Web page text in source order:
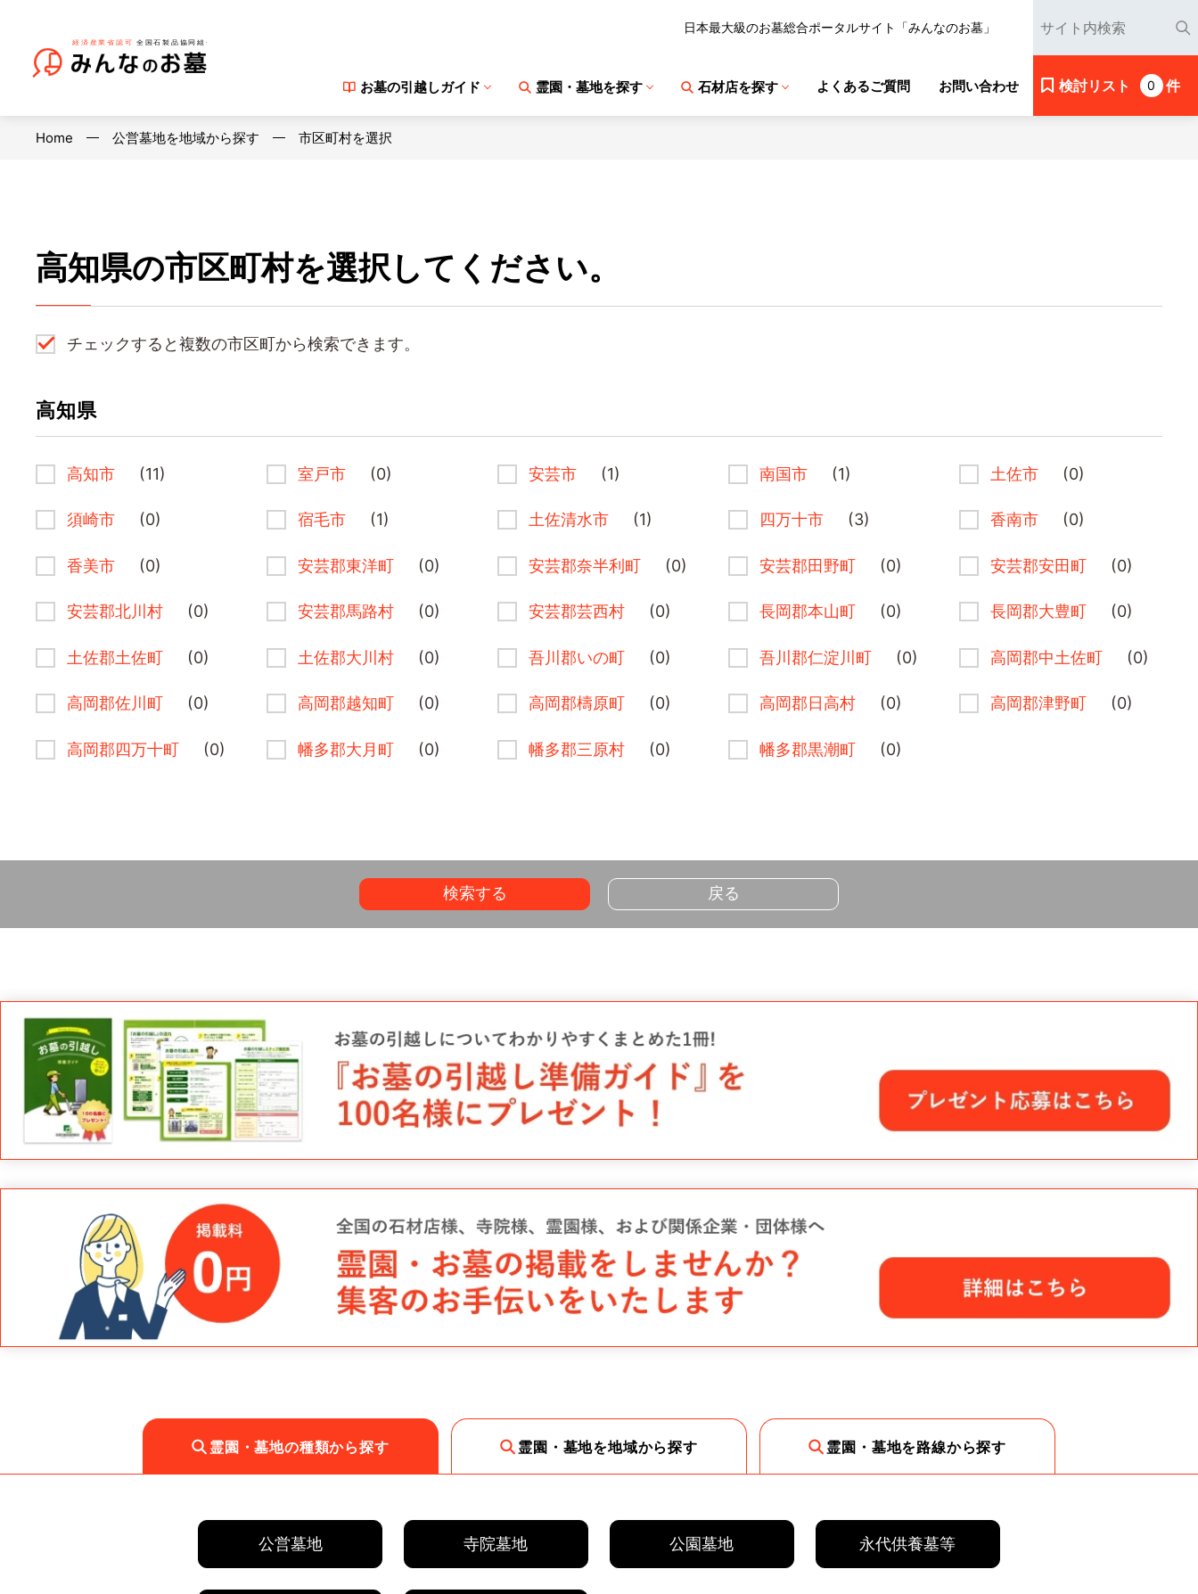
日本最大級のお墓総合ポータルサイト「みんなのお墓」
お墓の引越しガイド 霊園・墓地を探す 石材店を探す よくあるご質問 お問い合わせ 検討リスト 0 件
Home 公営墓地を地域から探す 市区町村を選択
高知県の市区町村を選択してください。
チェックすると複数の市区町から検索できます。
高知県
高知市 (11) 室戸市 (0) 安芸市 (1) 南国市 (1) 土佐市 (0)
須崎市 (0) 宿毛市 (1) 土佐清水市 (1) 四万十市 (3) 香南市 (0)
香美市 (0) 安芸郡東洋町 (0) 安芸郡奈半利町 (0) 安芸郡田野町 (0) 安芸郡安田町 (0)
安芸郡北川村 (0) 安芸郡馬路村 (0) 安芸郡芸西村 (0) 長岡郡本山町 (0) 長岡郡大豊町 (0)
土佐郡土佐町 (0) 土佐郡大川村 (0) 吾川郡いの町 (0) 吾川郡仁淀川町 (0) 高岡郡中土佐町 (0)
高岡郡佐川町 (0) 高岡郡越知町 (0) 高岡郡檮原町 (0) 高岡郡日高村 (0) 高岡郡津野町 (0)
高岡郡四万十町 (0) 幡多郡大月町 (0) 幡多郡三原村 (0) 幡多郡黒潮町 (0)
検索する 戻る
霊園・墓地の種類から探す 霊園・墓地を地域から探す 霊園・墓地を路線から探す
公営墓地 寺院墓地 公園墓地 永代供養墓等